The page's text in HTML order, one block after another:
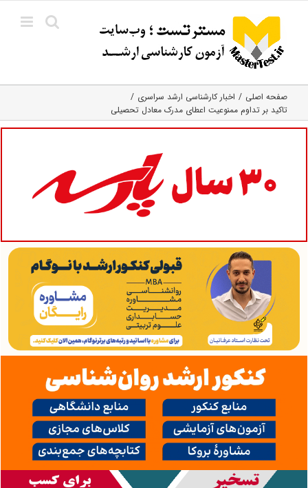
content
صفحه اصلی
اخبار کارشناسی ارشد سراسری
تاکید بر تداوم ممنوعیت اعطای مدرک معادل تحصیلی